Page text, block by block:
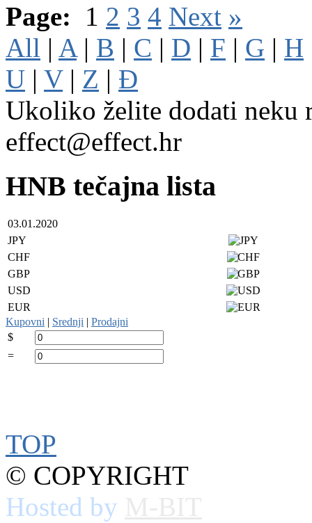
Page: 1 2 3 4 Next »
All | A| B | C | D | F | G | H
U | V| Z | Đ
Ukoliko želite dodati neku
effect@effect.hr
HNB tečajna lista
03.01.2020
JPY
CHF
GBP
USD
EUR
Kupovni | Srednji | Prodajni
$
=
TOP
© COPYRIGHT
Hosted by